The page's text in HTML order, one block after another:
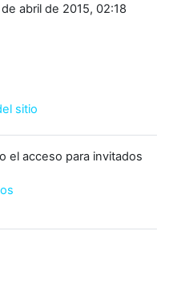
abril de 2015, 02:18
sitio
el acceso para invitados